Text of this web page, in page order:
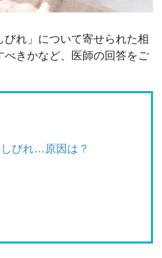
れ」について寄せられた相
きかなど、医師の回答をご
びれ…原因は？